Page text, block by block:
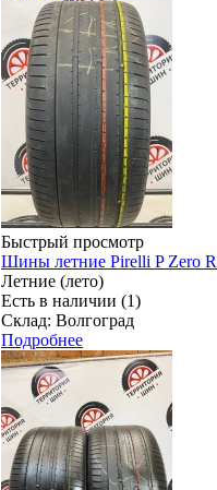
Быстрый просмотр
Шины летние Pirelli P Zero
Летние (лето)
Есть в наличии (1)
Склад: Волгоград
Подробнее